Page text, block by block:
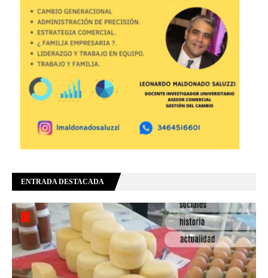
ENTRADA DESTACADA